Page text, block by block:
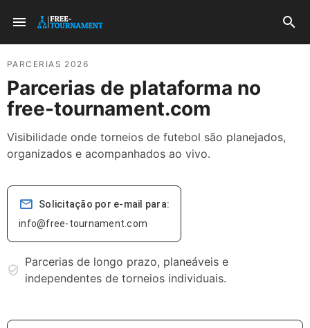
PARCERIAS 2026
Parcerias de plataforma no
free-tournament.com
Visibilidade onde torneios de futebol são planejados,
organizados e acompanhados ao vivo.
Solicitação por e-mail para:
info@free-tournament.com
Parcerias de longo prazo, planeáveis e
independentes de torneios individuais.